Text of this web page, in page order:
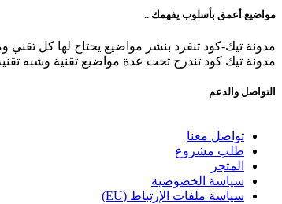
مواضيع أعمق بأسلوب يفهمك ..
مدونة تيك-كود تنفرد بنشر مواضيع يحتاج لها كل
مدونة تيك كود تندرج تحت عدة مواضيع تقنية وشبه
التواصل والدعم
تواصل معنا
طلب مشروع
المتجر
سياسة الخصوصية
سياسة ملفات الإرتباط (EU)